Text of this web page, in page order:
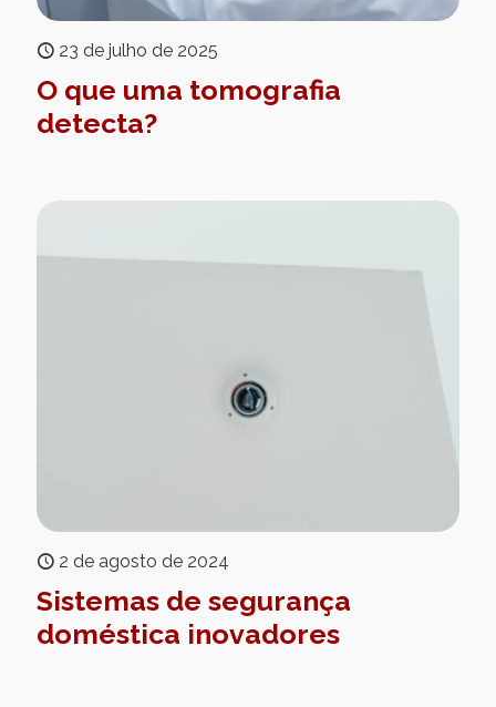
23 de julho de 2025
O que uma tomografia
detecta?
2 de agosto de 2024
Sistemas de segurança
doméstica inovadores